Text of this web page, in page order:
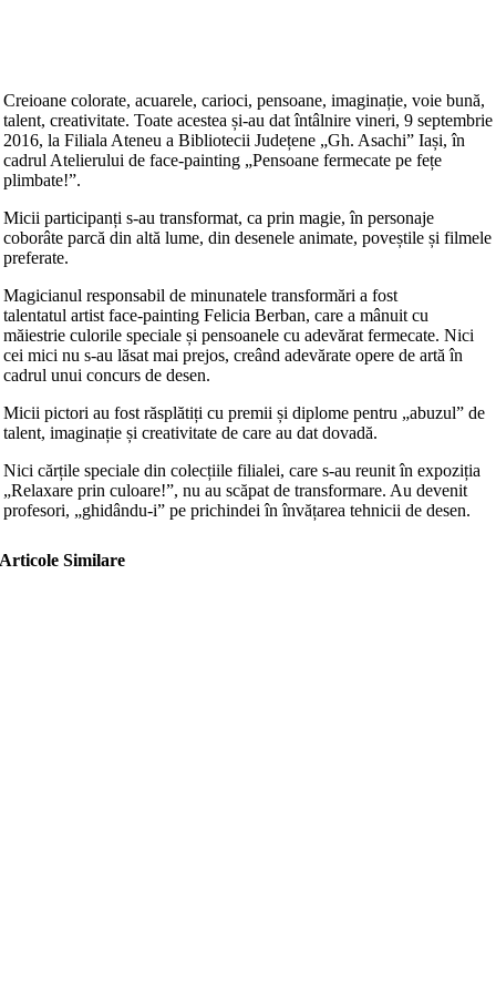
Creioane colorate, acuarele, carioci, pensoane, imaginație, voie bună,
talent, creativitate. Toate acestea și-au dat întâlnire vineri, 9 septembrie
2016, la Filiala Ateneu a Bibliotecii Județene „Gh. Asachi” Iași, în
cadrul Atelierului de face-painting „Pensoane fermecate pe fețe
plimbate!”.
Micii participanți s-au transformat, ca prin magie, în personaje
coborâte parcă din altă lume, din desenele animate, poveștile și filmele
preferate.
Magicianul responsabil de minunatele transformări a fost
talentatul artist face-painting Felicia Berban, care a mânuit cu
măiestrie culorile speciale și pensoanele cu adevărat fermecate. Nici
cei mici nu s-au lăsat mai prejos, creând adevărate opere de artă în
cadrul unui concurs de desen.
Micii pictori au fost răsplătiți cu premii și diplome pentru „abuzul” de
talent, imaginație și creativitate de care au dat dovadă.
Nici cărțile speciale din colecțiile filialei, care s-au reunit în expoziția
„Relaxare prin culoare!”, nu au scăpat de transformare. Au devenit
profesori, „ghidându-i” pe prichindei în învățarea tehnicii de desen.
Articole Similare